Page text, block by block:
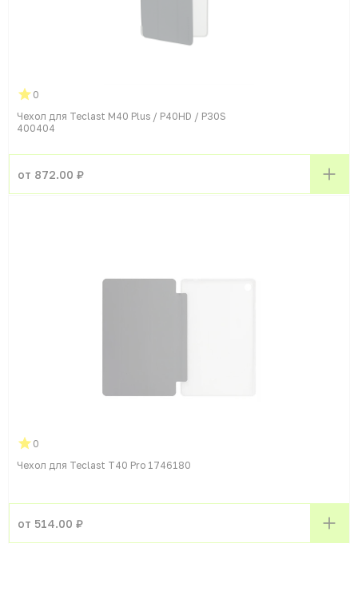
0
Чехол для Teclast M40 Plus / P40HD / P30S
400404
от 872.00 ₽
0
Чехол для Teclast T40 Pro 1746180
от 514.00 ₽